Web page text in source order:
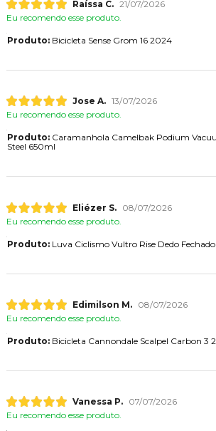
Raíssa C. 21/07/2026
Eu recomendo esse produto.
Produto:Bicicleta Sense Grom 16 2024
Jose A. 13/07/2026
Eu recomendo esse produto.
Produto:Caramanhola Camelbak Podium
Steel 650ml
Eliézer S.
08/07/2026
Eu recomendo esse produto.
Produto:Luva Ciclismo Vultro Rise Dedo Fechado
Edimilson M.
08/07/2026
Eu recomendo esse produto.
Produto:Bicicleta Cannondale Scalpel Carbon 3
Vanessa P.
07/07/2026
Eu recomendo esse produto.